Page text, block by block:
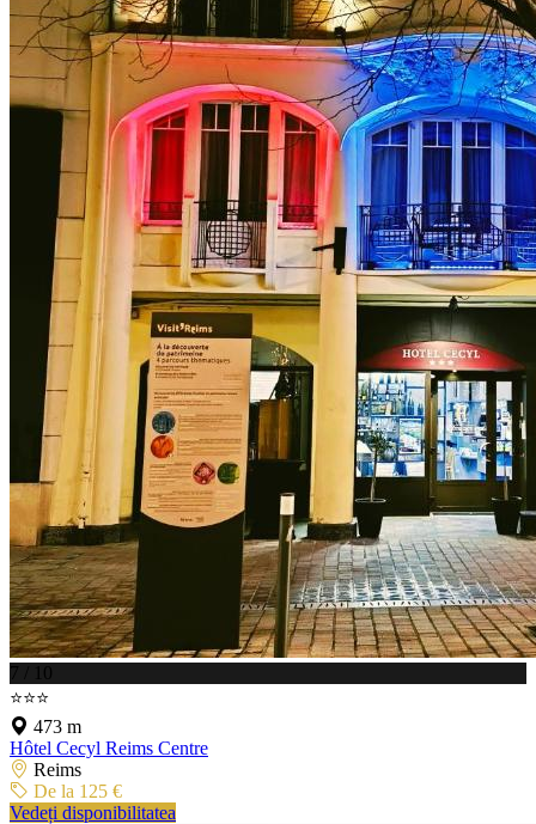
7 / 10
⭐⭐⭐
473 m
Hôtel Cecyl Reims Centre
Reims
De la 125 €
Vedeți disponibilitatea